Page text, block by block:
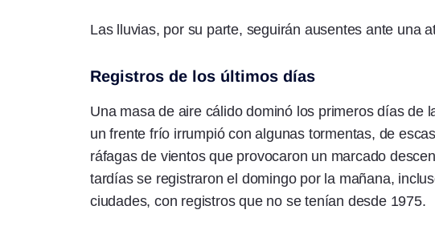
Las lluvias, por su parte, seguirán ausentes ante una
Registros de los últimos días
Una masa de aire cálido dominó los primeros días de
un frente frío irrumpió con algunas tormentas, de
ráfagas de vientos que provocaron un marcado
tardías se registraron el domingo por la mañana,
ciudades, con registros que no se tenían desde 1975.